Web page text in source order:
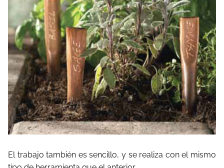
El trabajo también es sencillo, y se realiza con el mismo